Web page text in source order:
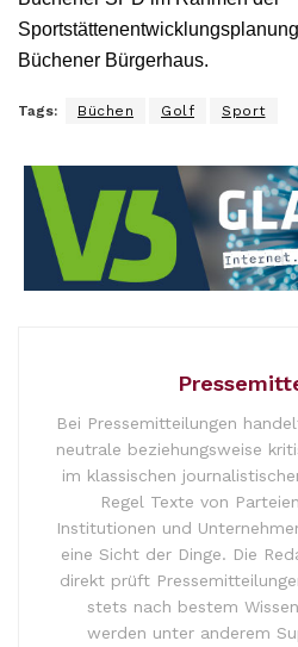
Büchener Bürgerhaus.
Tags: Büchen Golf Sport
Bei Pressemitteilungen
neutrale beziehungsweise
im klassischen
Regel Texte von
Institutionen und
eine Sicht der Dinge. Die
direkt prüft
stets nach bestem
werden unter anderem